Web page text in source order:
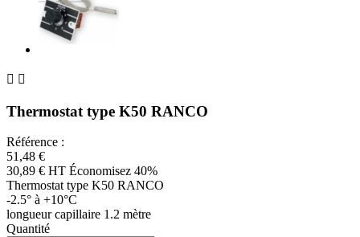
 
Thermostat type K50 RANCO
Référence :
51,48 €
30,89 € HT Économisez 40%
Thermostat type K50 RANCO
-2.5° à +10°C
longueur capillaire 1.2 mètre
Quantité